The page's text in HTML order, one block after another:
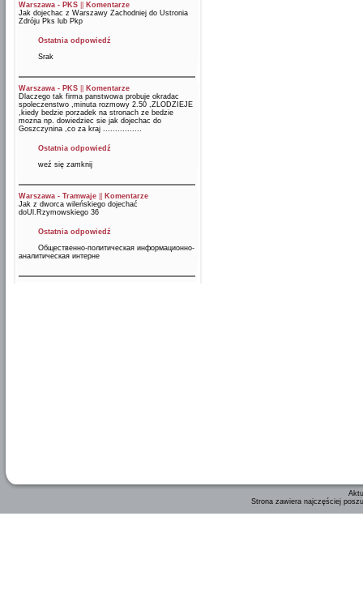
Warszawa - PKS
Komentarze
Jak dojechac z Warszawy Zachodniej do Ustronia
Zdróju Pks lub Pkp
Ostatnia odpowiedź
Srak
Warszawa - PKS
Komentarze
Dlaczego tak firma panstwowa probuje okradac
spoleczenstwo ,minuta rozmowy 2.50 ,ZLODZIEJE
,kiedy bedzie porzadek na stronach ze bedzie
mozna np. dowiedziec sie jak dojechac do
Goszczynina ,co za kraj ................
Ostatnia odpowiedź
weź się zamknij
Warszawa - Tramwaje
Komentarze
Jak z dworca wileńskiego dojechać
doUl.Rzymowskiego 36
Ostatnia odpowiedź
Общественно-политическая информационно-
аналитическая интерне
Strona zawiera najczęściej